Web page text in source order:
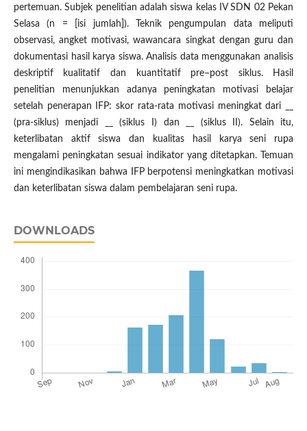
pertemuan. Subjek penelitian adalah siswa kelas IV SDN 02 Pekan
Selasa (n = [isi jumlah]). Teknik pengumpulan data meliputi
observasi, angket motivasi, wawancara singkat dengan guru dan
dokumentasi hasil karya siswa. Analisis data menggunakan analisis
deskriptif kualitatif dan kuantitatif pre–post siklus. Hasil
penelitian menunjukkan adanya peningkatan motivasi belajar
setelah penerapan IFP: skor rata-rata motivasi meningkat dari __
(pra-siklus) menjadi __ (siklus I) dan __ (siklus II). Selain itu,
keterlibatan aktif siswa dan kualitas hasil karya seni rupa
mengalami peningkatan sesuai indikator yang ditetapkan. Temuan
ini mengindikasikan bahwa IFP berpotensi meningkatkan motivasi
dan keterlibatan siswa dalam pembelajaran seni rupa.
DOWNLOADS